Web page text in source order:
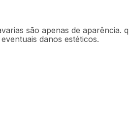
são apenas de aparência.
danos estéticos.